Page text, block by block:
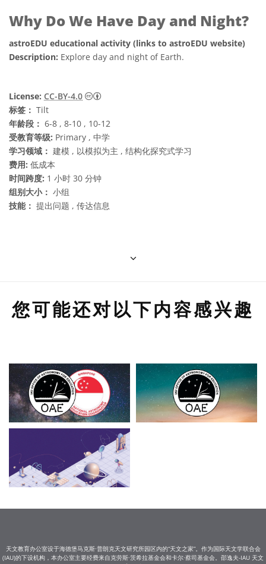
Why Do We Have Day and Night?
astroEDU educational activity (links to astroEDU website)
Description: Explore day and night of Earth.
License: CC-BY-4.0
知识共享许可协议 署名 4.0 国际 (CC BY
标签： Tilt
年龄段： 6-8 , 8-10 , 10-12
受教育等级: Primary , 中学
学习领域： 建模 , 以模拟为主 , 结构化探究式学习
费用: 低成本
时间跨度: 1 小时 30 分钟
组别大小： 小组
技能： 提出问题 , 传达信息
您可能还对以下内容感兴趣
天文教育办公室设于海德堡马克斯·普朗克天文研究所园区内的“天文之家”。作为国际天文学联合会
(IAU)的下设机构，本办公室主要经费来自克劳斯·茨希拉基金会和卡尔·蔡司基金会。邵逸夫-IAU 天文